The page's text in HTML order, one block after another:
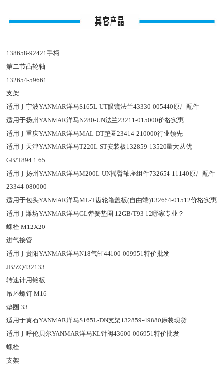
138658-92421手柄
第二节凸轮轴
132654-59661
支架
适用于宁波YANMAR洋马S165L-UT眼镜法兰43330-005440原厂配件
适用于扬州YANMAR洋马N280-UN法兰23211-015000价格实惠
适用于重庆YANMAR洋马MAL-DT垫圈23414-210000行业领先
适用于天津YANMAR洋马T220L-ST安装板132859-13520量大从优
GB/T894.1 65
适用于扬州YANMAR洋马M200L-UN摇臂轴座组件732654-11140原厂配件
23344-080000
适用于包头YANMAR洋马ML-T齿轮箱盖板(自由端)132654-01512价格实惠
适用于潍坊YANMAR洋马GL弹簧垫圈 12GB/T93 12哪家专业？
螺栓 M12X20
进气接管
适用于贵阳YANMAR洋马N18气缸44100-009951特价批发
JB/ZQ432133
转速计用铭板
吊环螺钉 M16
垫圈 33
适用于黄石YANMAR洋马S165L-DN支架132859-49880原装现货
适用于呼伦贝尔YANMAR洋马KL针阀43600-006951特价批发
螺栓
支架